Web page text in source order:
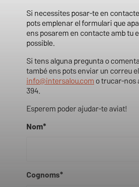
Si necessites posar-te en
pots emplenar el formulari que
ens posarem en contacte amb tu
possible.
Si tens alguna pregunta o
també ens pots enviar un correu
info@intersalou.com o trucar-nos
394.
Esperem poder ajudar-te aviat!
Nom*
Cognoms*